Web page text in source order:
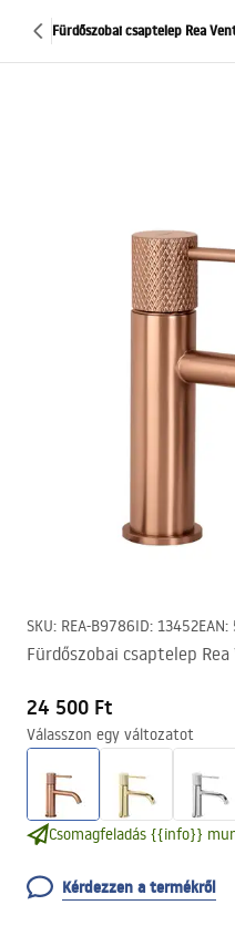
Fürdőszobai csaptelep Rea
SKU: REA-B9786ID: 13452EAN:
Fürdőszobai csaptelep
24 500 Ft
Válasszon egy változatot
Csomagfeladás {{info}}
Kérdezzen a termékről